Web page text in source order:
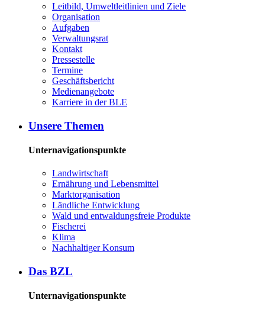
Leit­bild, Um­welt­leit­li­ni­en und Zie­le
Or­ga­ni­sa­ti­on
Auf­ga­ben
Ver­wal­tungs­rat
Kon­takt
Pres­se­stel­le
Ter­mi­ne
Ge­schäfts­be­richt
Me­di­en­an­ge­bo­te
Kar­rie­re in der BLE
Un­se­re The­men
Unternavigationspunkte
Land­wirt­schaft
Er­näh­rung und Le­bens­mit­tel
Markt­or­ga­ni­sa­ti­on
Länd­li­che Ent­wick­lung
Wald und ent­wal­dungs­freie Pro­duk­te
Fi­sche­rei
Kli­ma
Nach­hal­ti­ger Kon­sum
Das BZL
Unternavigationspunkte